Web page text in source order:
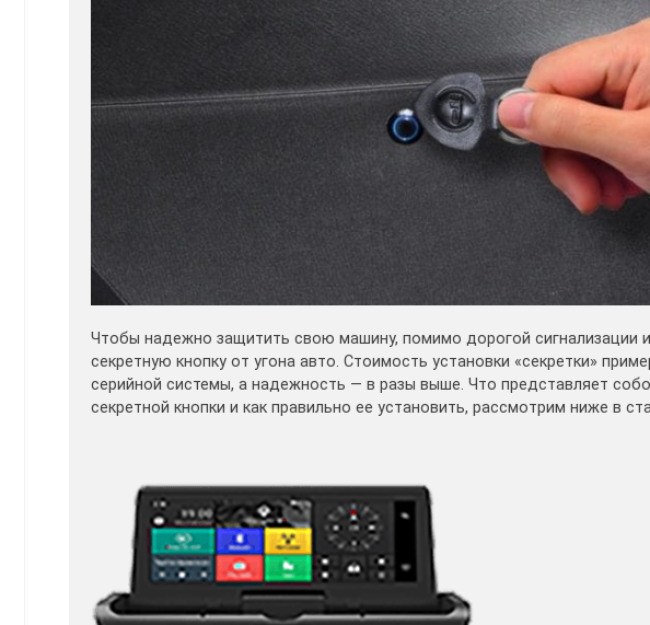
Чтобы надежно защитить свою машину, помимо дорогой сигнализации
секретную кнопку от угона авто. Стоимость установки «секретки»
серийной системы, а надежность — в разы выше. Что представляет
секретной кнопки и как правильно ее установить, рассмотрим ниже в